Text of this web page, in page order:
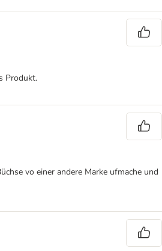
Produkt.
vo einer andere Marke ufmache und